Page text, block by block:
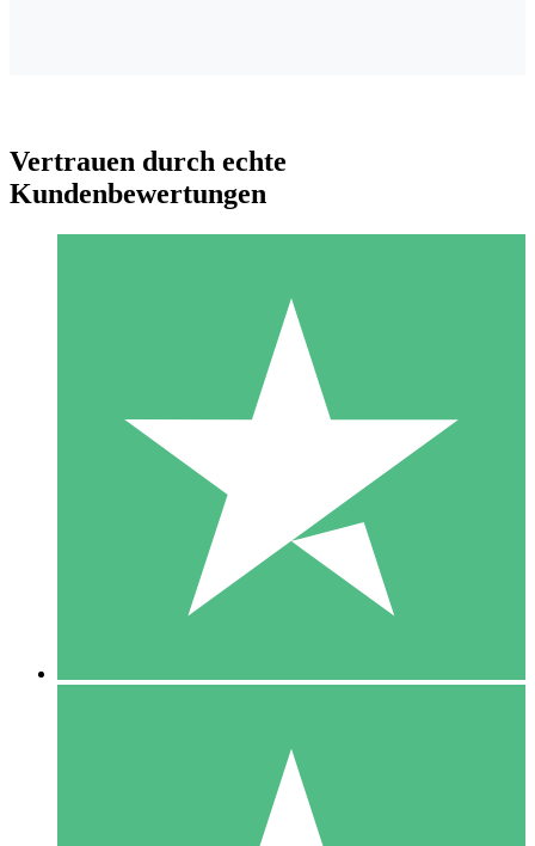
Individuelle Credit-Pakete
Zahlen Sie nach Bedarf mit Download-Credits. Keine
monatliche Verpflichtung erforderlich.
10 00
10 Downloads
20 00
Vertrauen durch echte
Kundenbewertungen